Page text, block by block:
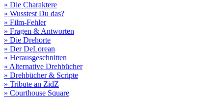
» Die Charaktere
» Wusstest Du das?
» Film-Fehler
» Fragen & Antworten
» Die Drehorte
» Der DeLorean
» Herausgeschnitten
» Alternative Drehbücher
» Drehbücher & Scripte
» Tribute an ZidZ
» Courthouse Square